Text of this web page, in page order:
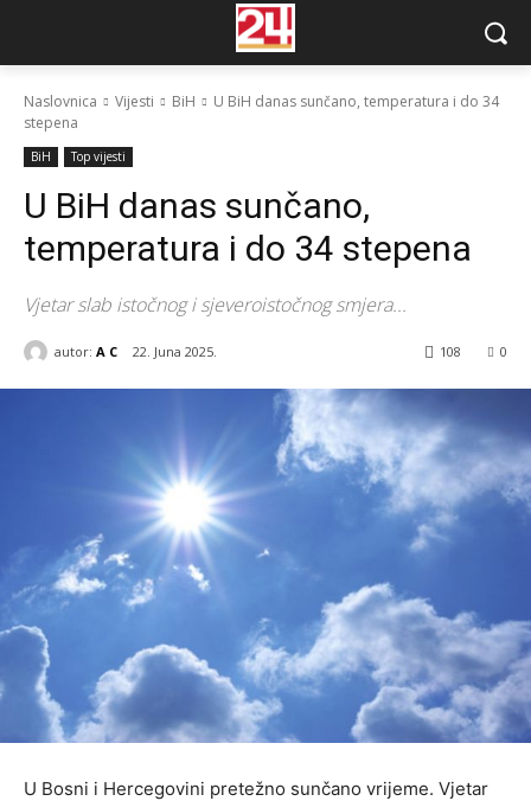
Naslovnica Vijesti BiH
U BiH danas sunčano, temperatura i do 34
stepena
BiH Top vijesti
U BiH danas sunčano,
temperatura i do 34 stepena
Vjetar slab istočnog i sjeveroistočnog smjera...
autor: A C 22. Juna 2025. 0
108
U Bosni i Hercegovini pretežno sunčano vrijeme. Vjetar